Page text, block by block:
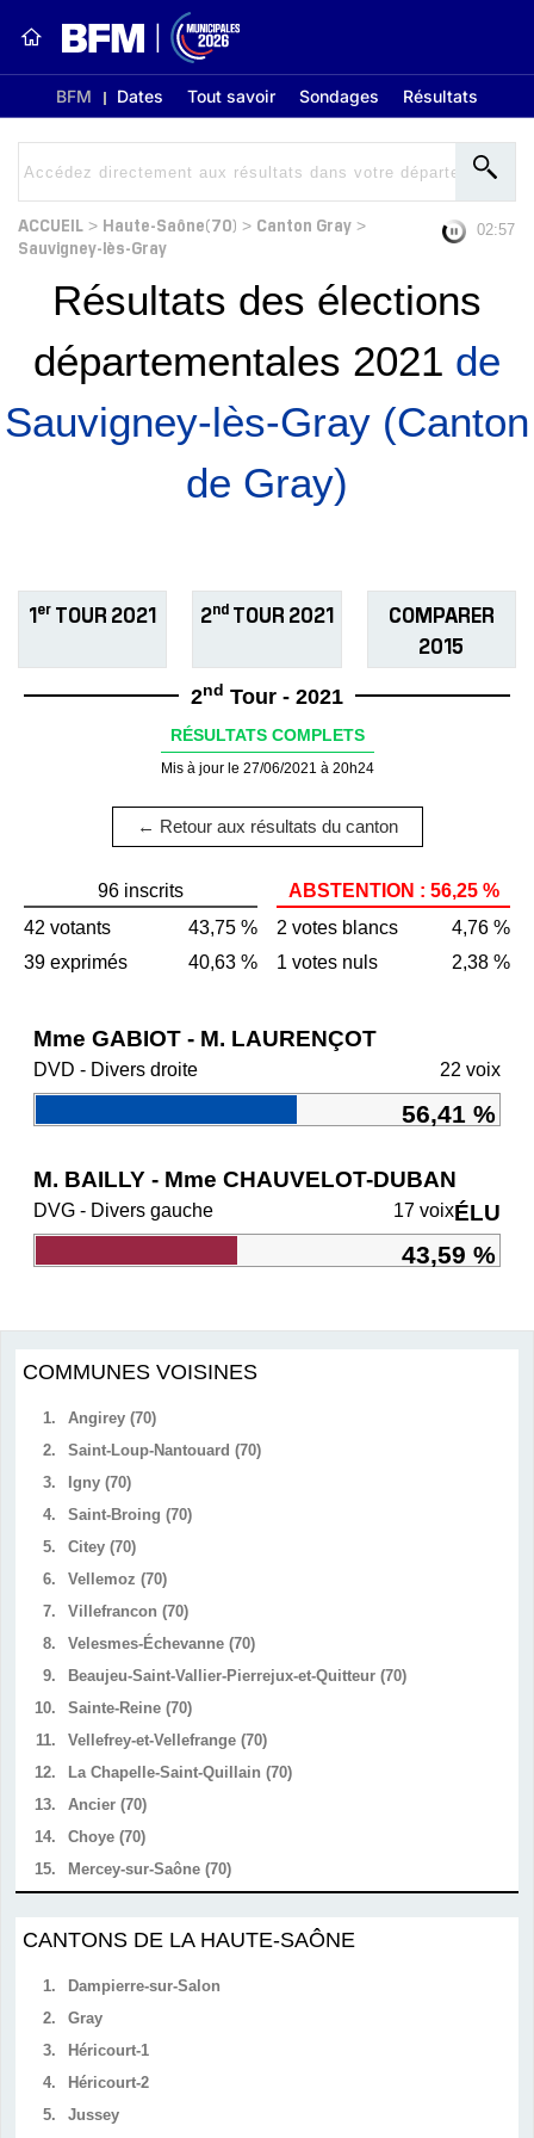
BFM Dates Tout savoir Sondages Résultats
ACCUEIL > Haute-Saône(70) > Canton Gray >
Sauvigney-lès-Gray
02:56
Résultats des élections
départementales 2021 de
Sauvigney-lès-Gray (Canton
de Gray)
1er TOUR 2021 2ndTOUR 2021
COMPARER
2015
2nd Tour - 2021
RÉSULTATS COMPLETS
Mis à jour le 27/06/2021 à 20h24
← Retour aux résultats du canton
96 inscrits
42 votants
43,75 %
39 exprimés
40,63 %
ABSTENTION : 56,25 %
2 votes blancs
4,76 %
1 votes nuls
2,38 %
Mme GABIOT - M. LAURENÇOT
DVD - Divers droite 22 voix
56,41 %
M. BAILLY - Mme CHAUVELOT-DUBAN
ÉLU
DVG - Divers gauche 17 voix
43,59 %
COMMUNES VOISINES
1.
Angirey (70)
2.
Saint-Loup-Nantouard (70)
3.
Igny (70)
4.
Saint-Broing (70)
5.
Citey (70)
6.
Vellemoz (70)
7.
Villefrancon (70)
8.
Velesmes-Échevanne (70)
9.
Beaujeu-Saint-Vallier-Pierrejux-et-Quitteur (70)
10.
Sainte-Reine (70)
11.
Vellefrey-et-Vellefrange (70)
12.
La Chapelle-Saint-Quillain (70)
13.
Ancier (70)
14.
Choye (70)
15.
Mercey-sur-Saône (70)
CANTONS DE LA HAUTE-SAÔNE
1.
Dampierre-sur-Salon
2.
Gray
3.
Héricourt-1
4.
Héricourt-2
5.
Jussey